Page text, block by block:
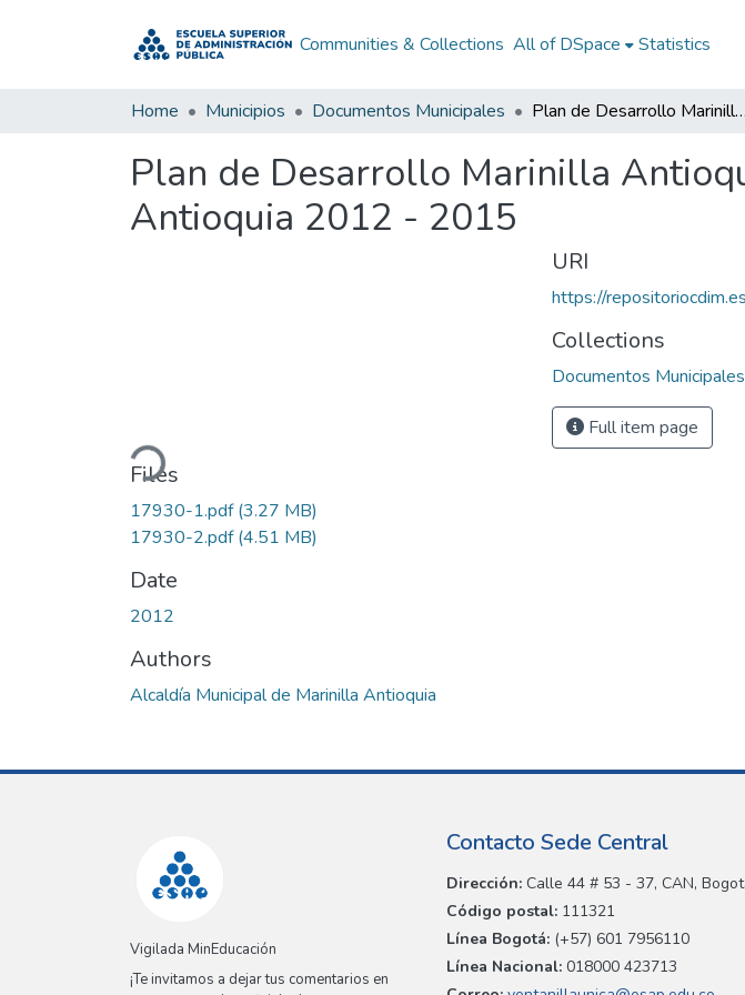
Communities & Collections All of DSpace Statistics
Home Municipios Documentos Municipales Plan de Desarrollo Marinilla Antioquia 2012 - 2015: PD Marinilla Antioquia 2012 - 2015
Plan de Desarrollo Marinilla
Antioquia 2012 - 2015
Loading...
Files
17930-1.pdf(3.27 MB)
17930-2.pdf(4.51 MB)
Date
2012
Authors
Alcaldía Municipal de Marinilla Antioquia
URI
https://
Collections
Documentos Municipales
Full item page
Vigilada MinEducación
¡Te invitamos a dejar tus comentarios en
Contacto Sede Central
Dirección: Calle 44 # 53 - 37, CAN,
Código postal: 111321
Línea Bogotá: (+57) 601 7956110
Línea Nacional: 018000 423713